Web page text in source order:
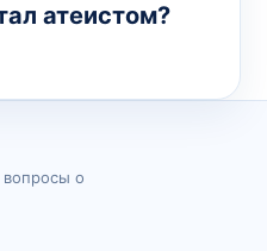
атеистом?
о